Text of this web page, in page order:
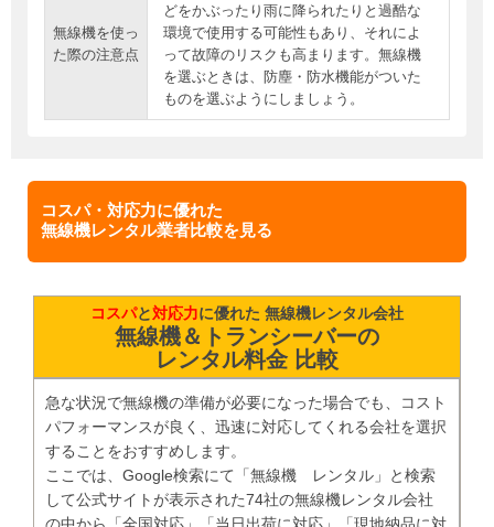
無線機を使っ
た際の注意点
どをかぶったり雨に降られたりと過酷な
環境で使用する可能性もあり、それによ
って故障のリスクも高まります。無線機
を選ぶときは、防塵・防水機能がついた
ものを選ぶようにしましょう。
コスパ・対応力に優れた
無線機レンタル業者比較を見る
コスパと対応力に優れた 無線機レンタル会社
無線機＆トランシーバーの
レンタル料金 比較
急な状況で無線機の準備が必要になった場合でも、コスト
パフォーマンスが良く、迅速に対応してくれる会社を選択
することをおすすめします。
ここでは、Google検索にて「無線機 レンタル」と検索
して公式サイトが表示された74社の無線機レンタル会社
の中から「全国対応」「当日出荷に対応」「現地納品に対